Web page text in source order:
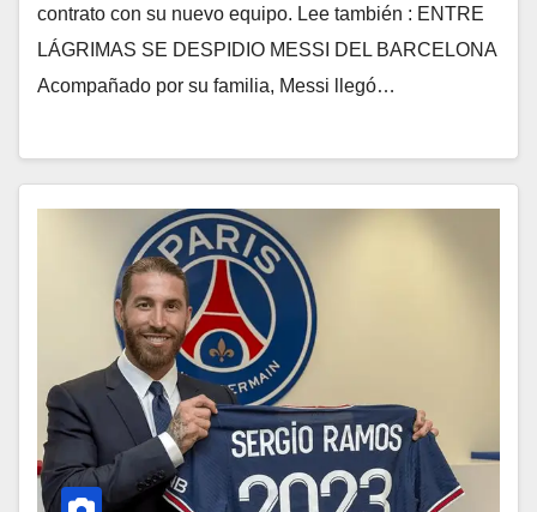
contrato con su nuevo equipo. Lee también : ENTRE
LÁGRIMAS SE DESPIDIO MESSI DEL BARCELONA
Acompañado por su familia, Messi llegó…